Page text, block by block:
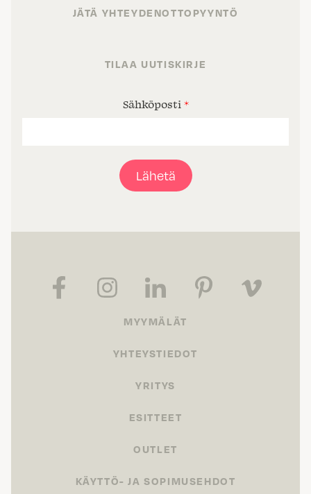
JÄTÄ YHTEYDENOTTOPYYNTÖ
TILAA UUTISKIRJE
Sähköposti *
Lähetä
MYYMÄLÄT
YHTEYSTIEDOT
YRITYS
ESITTEET
OUTLET
KÄYTTÖ- JA SOPIMUSEHDOT